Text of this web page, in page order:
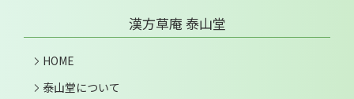
漢方草庵 泰山堂
HOME
泰山堂について